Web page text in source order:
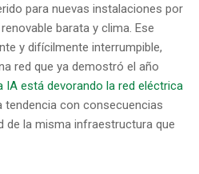
para nuevas instalaciones por
barata y clima. Ese
y difícilmente interrumpible,
red que ya demostró el año
IA está devorando la red eléctrica
con consecuencias
de la misma infraestructura que